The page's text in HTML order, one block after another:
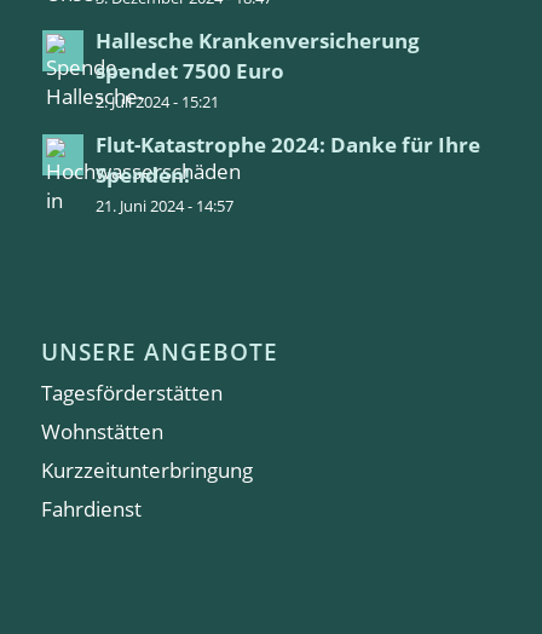
Hallesche Krankenversicherung
spendet 7500 Euro
2. Juli 2024 - 15:21
Flut-Katastrophe 2024: Danke für Ihre
Spenden!
21. Juni 2024 - 14:57
UNSERE ANGEBOTE
Tagesförderstätten
Wohnstätten
Kurzzeitunterbringung
Fahrdienst